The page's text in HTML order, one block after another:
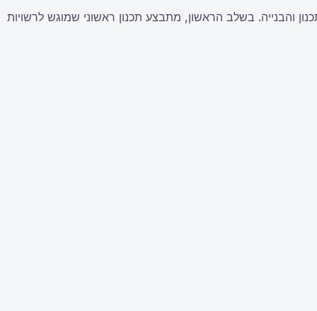
והבנייה. בשלב הראשון, מתבצע תכנון ראשוני שמוגש לרשויות